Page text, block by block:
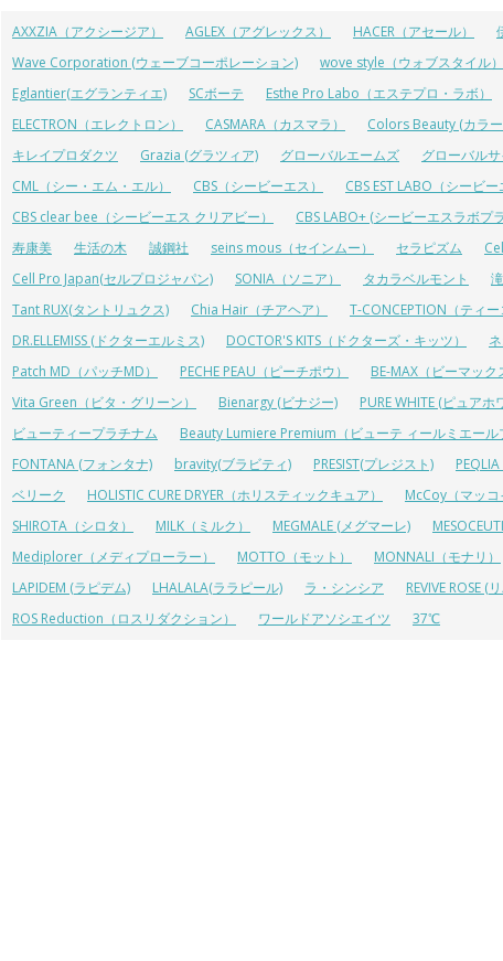
AXXZIA（アクシージア） AGLEX（アグレックス） HACER（アセール）
Wave Corporation (ウェーブコーポレーション)
wove style（ウォブスタイル）
Eglantier(エグランティエ)
SCボーテ Esthe Pro Labo（エステプロ・ラボ）
ELECTRON（エレクトロン）
CASMARA（カスマラ） Colors Beauty (カラ
キレイプロダクツ
Grazia (グラツィア) グローバルエームズ グローバル
CML（シー・エム・エル）
CBS（シービーエス）
CBS EST LABO（シービー
CBS clear bee（シービーエス クリアビー）
CBS LABO+ (シービーエスラボプ
寿康美
生活の木 誠鋼社 seins mous（セインムー） セラピズム
Cell Pro Japan(セルプロジャパン)
SONIA（ソニア） タカラベルモント
Tant RUX(タントリュクス)
Chia Hair（チアヘア）
T-CONCEPTION（ティー
DR.ELLEMISS (ドクターエルミス)
DOCTOR'S KITS（ドクターズ・キッツ）
Patch MD（パッチMD）
PECHE PEAU（ピーチポウ） BE-MAX（ビーマック
Vita Green（ビタ・グリーン）
Bienargy (ビナジー) PURE WHITE (ピュアホ
ビューティープラチナム
Beauty Lumiere Premium（ビューテ ィールミエール
FONTANA (フォンタナ)
bravity(ブラビティ) PRESIST(プレジスト)
ベリーク
HOLISTIC CURE DRYER（ホリスティックキュア） McCoy（マッコ
SHIROTA（シロタ）
MILK（ミルク） MEGMALE (メグマーレ)
Mediplorer（メディプローラー）
MOTTO（モット） MONNALI（モナリ）
LAPIDEM (ラピデム)
LHALALA(ララピール) ラ・シンシア REVIVE ROSE (
ROS Reduction（ロスリダクション）
ワールドアソシエイツ 37℃